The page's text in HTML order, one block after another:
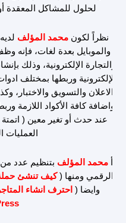
لحلول للمشاكل المعقدة
نظراً لكون محمد المؤلف
والموبايل بعدة لغات، فإنه
والتجارة الإلكترونية، وذلك
الإلكترونية وربطها بمختلف
والاعلان والتسويق
واضافة كافة الأكواد اللازمة
عند حدث أو تغير معين (
العمليات
بدأ محمد المؤلف بتنظيم عدد
الرقمي ومنها (كيف تنشئ حملة
وايضا ( احترف انشاء